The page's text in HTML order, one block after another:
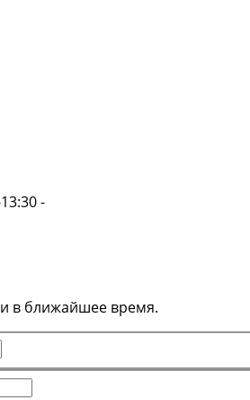
-
в ближайшее время.